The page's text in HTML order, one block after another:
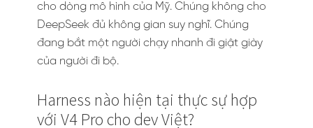
cho dòng mô hình của Mỹ. Chúng không cho
DeepSeek đủ không gian suy nghĩ. Chúng
đang bắt một người chạy nhanh đi giật giày
của người đi bộ.
Harness nào hiện tại thực sự hợp
với V4 Pro cho dev Việt?